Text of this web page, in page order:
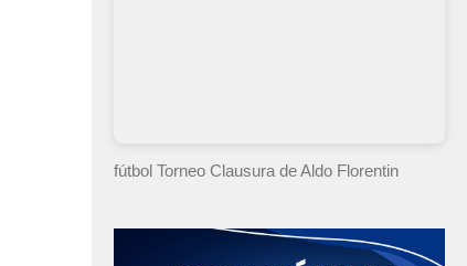
fútbol Torneo Clausurade Aldo Florentin